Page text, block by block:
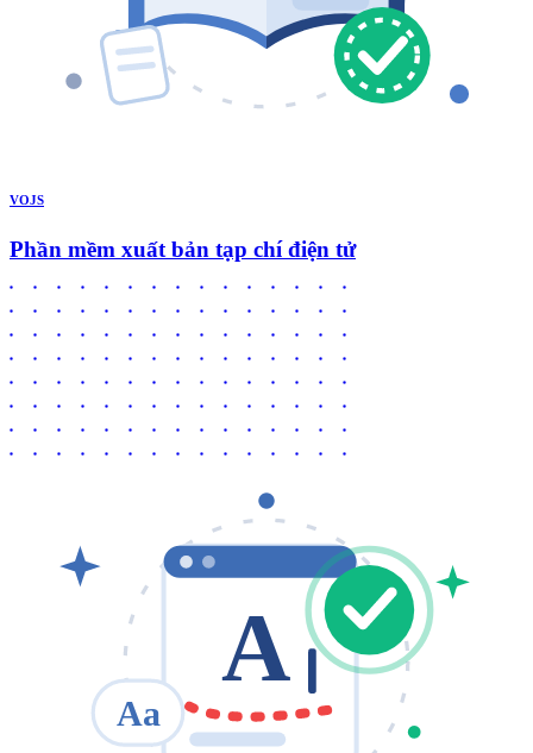
VOJS
Phần mềm xuất bản tạp chí điện tử
A
Aa